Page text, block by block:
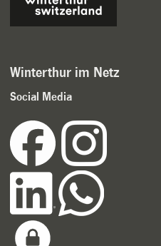
Winterthur im Netz
Social Media